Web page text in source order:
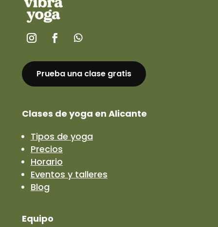
Prueba una clase gratis
Clases de yoga en Alicante
Tipos de yoga
Precios
Horario
Eventos y talleres
Blog
Equipo